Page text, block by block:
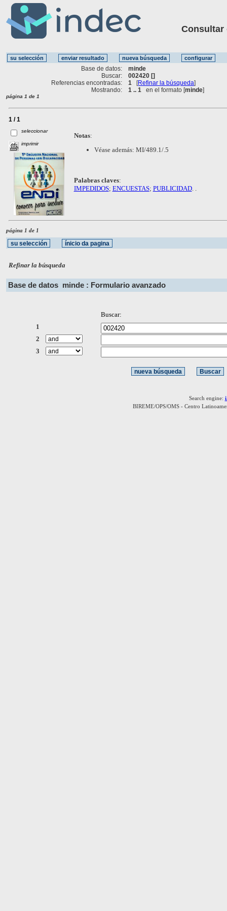
Consultar
Base de datos:
minde
Buscar:
002420 []
Referencias encontradas:
1 [Refinar la búsqueda]
Mostrando:
1 .. 1 en el formato [minde]
página 1 de 1
1 / 1
seleccionar
imprimir
Notas:
Véase además: MI/489.1/.5
Palabras claves:
IMPEDIDOS; ENCUESTAS; PUBLICIDAD. .
página 1 de 1
Refinar la búsqueda
Base de datos minde : Formulario avanzado
Buscar:
1
2
3
Search engine:
BIREME/OPS/OMS - Centro